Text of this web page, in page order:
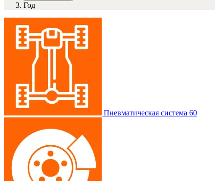
Год
Пневматическая система 60